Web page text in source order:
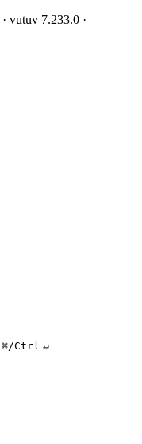
· vutuv 7.233.0 ·
⌘/Ctrl ↵